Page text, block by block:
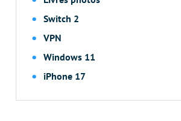
Switch 2
VPN
Windows 11
iPhone 17